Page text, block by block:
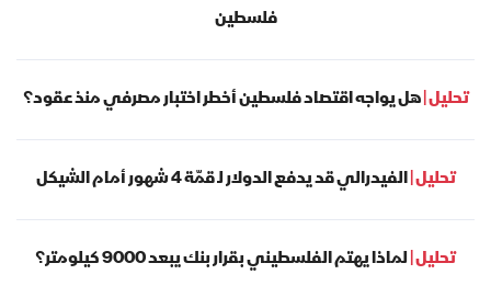
فلسطين
تحليل |هل يواجه اقتصاد فلسطين أخطر اختبار مصرفي منذ عقود؟
تحليل |الفيدرالي قد يدفع الدولار لـ قمّة 4 شهور أمام الشيكل
تحليل |لماذا يهتم الفلسطيني بقرار بنك يبعد 9000 كيلومتر؟